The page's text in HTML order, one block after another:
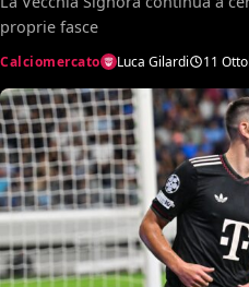
proprie fasce
Calciomercato Luca Gilardi 11